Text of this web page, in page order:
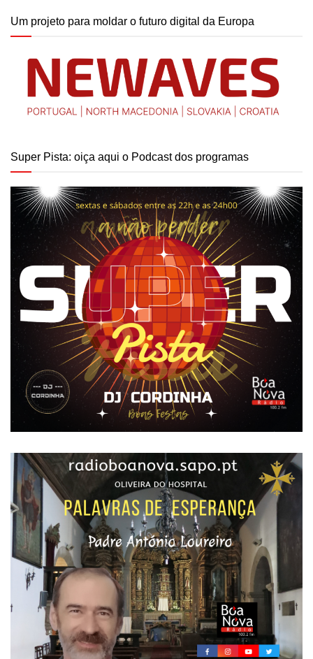
Um projeto para moldar o futuro digital da Europa
Super Pista: oiça aqui o Podcast dos programas